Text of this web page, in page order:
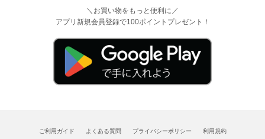
＼お買い物をもっと便利に／
アプリ新規会員登録で100ポイントプレゼント！
ご利用ガイド よくある質問 プライバシーポリシー 利用規約